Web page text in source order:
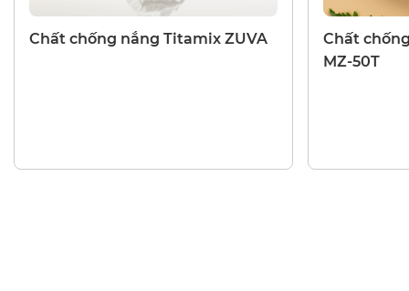
CHẤT CHỐNG NẮNG
Chất chống nắng Titamix ZUVA
Chất
MZ-50T